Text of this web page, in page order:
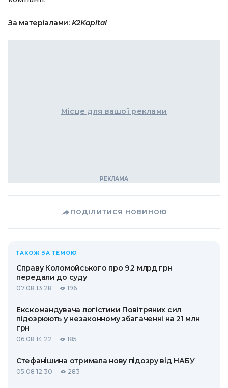
За матеріалами: K2Kapital
Місце для вашої реклами
ПОДІЛИТИСЯ НОВИНОЮ
ТАКОЖ ЗА ТЕМОЮ
Справу Коломойського про 9,2 млрд грн
передали до суду
07.08 13:28 196
Екскомандувача логістики Повітряних сил
підозрюють у незаконному збагаченні на 21 млн
грн
06.08 14:22 185
Стефанішина отримала нову підозру від НАБУ
05.08 12:30 283